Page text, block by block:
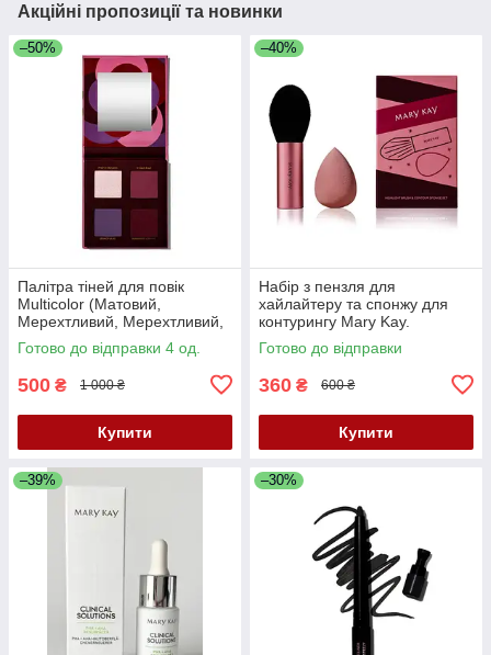
Акційні пропозиції та новинки
–50%
Палітра тіней для повік
Multicolor (Матовий,
Мерехтливий, Мерехтливий,
Матовий) Mary Kay, 6,75 г
Готово до відправки 4 од.
500 ₴ 1 000 ₴
Купити
–40%
Набір з пензля для
хайлайтеру та спонжу для
контурингу Mary Kay.
Подарункова коробка
Готово до відправки
360 ₴ 600 ₴
Купити
–39% –30%